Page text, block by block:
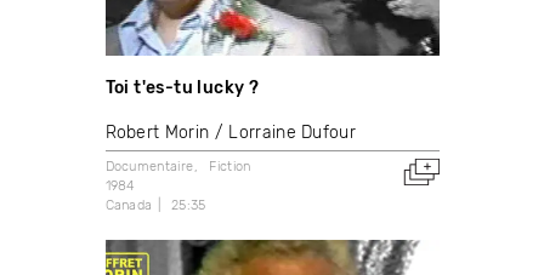
Toi t'es-tu lucky ?
Robert Morin Lorraine Dufour
Documentaire
Fiction
1984
Canada
25:35